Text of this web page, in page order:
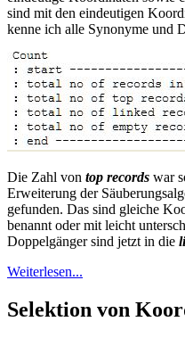
sind mit den eindeutigen
kenne ich alle Synonyme und
Die Zahl von top records war
Erweiterung der
gefunden. Das sind gleiche
benannt oder mit leicht
Doppelgänger sind jetzt in die
Weiterlesen...
Selektion von